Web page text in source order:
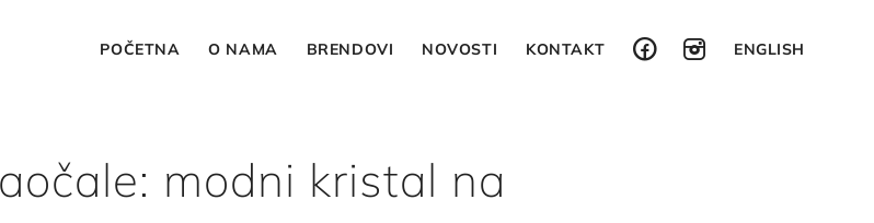
POČETNA O NAMA BRENDOVI NOVOSTI KONTAKT ENGLISH
modni kristal na